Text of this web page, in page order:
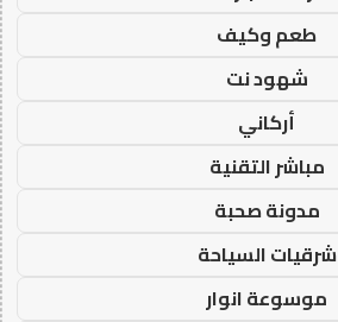
طعم وكيف
شهود نت
أركاني
مباشر التقنية
مدونة صحبة
شرقيات السياحة
موسوعة انوار